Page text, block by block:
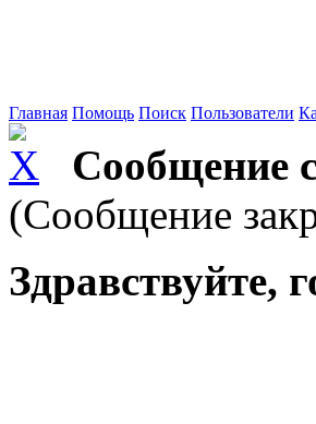
Главная Помощь Поиск Пользователи
Сообщение
(Сообщение
Здравствуйте,